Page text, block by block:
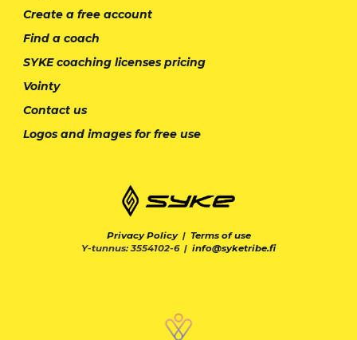
Create a free account
Find a coach
SYKE coaching licenses pricing
Vointy
Contact us
Logos and images for free use
Privacy Policy| Terms of use
Y-tunnus: 3554102-6 | info@syketribe.fi